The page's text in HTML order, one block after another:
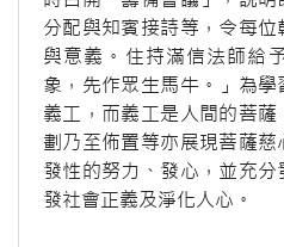
分配與知賓接詩等，令每
與意義。住持滿信法師給
象，先作眾生馬牛。」為
義工，而義工是人間的菩
劃乃至佈置等亦展現菩薩
發性的努力、發心，並充
發社會正義及淨化人心。